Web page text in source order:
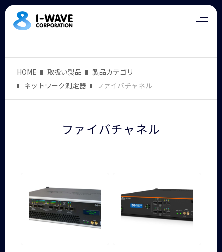
HOME 取扱い製品
製品カテゴリ
ネットワーク測定器
ファイバチャネル
ファイバチャネル